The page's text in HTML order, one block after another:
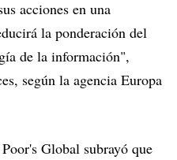
acciones en una
la ponderación del
de la información",
según la agencia Europa
Global subrayó que